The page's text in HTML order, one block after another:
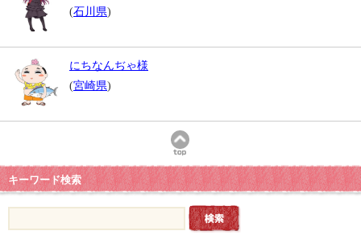
(石川県)
にちなんぢゃ様
(宮崎県)
キーワード検索